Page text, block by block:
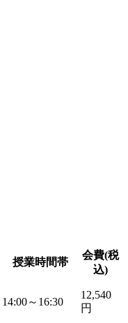
授業時間帯
会費(税
込)
14:00～16:30
12,540
円